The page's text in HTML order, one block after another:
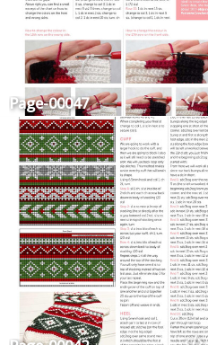
Page-00047